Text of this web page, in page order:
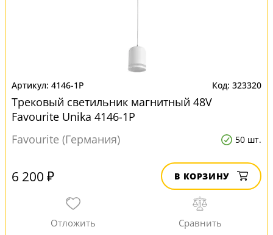
4146-1P 323320
Трековый светильник магнитный 48V
Favourite Unika 4146-1P
Favourite (Германия)
50 шт.
6 200 ₽ В КОРЗИНУ